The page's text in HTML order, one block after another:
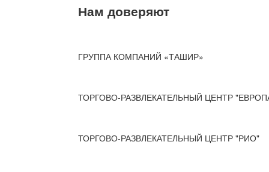
Нам доверяют
ГРУППА КОМПАНИЙ «ТАШИР»
ТОРГОВО-РАЗВЛЕКАТЕЛЬНЫЙ ЦЕНТР
ТОРГОВО-РАЗВЛЕКАТЕЛЬНЫЙ ЦЕНТР "РИО"